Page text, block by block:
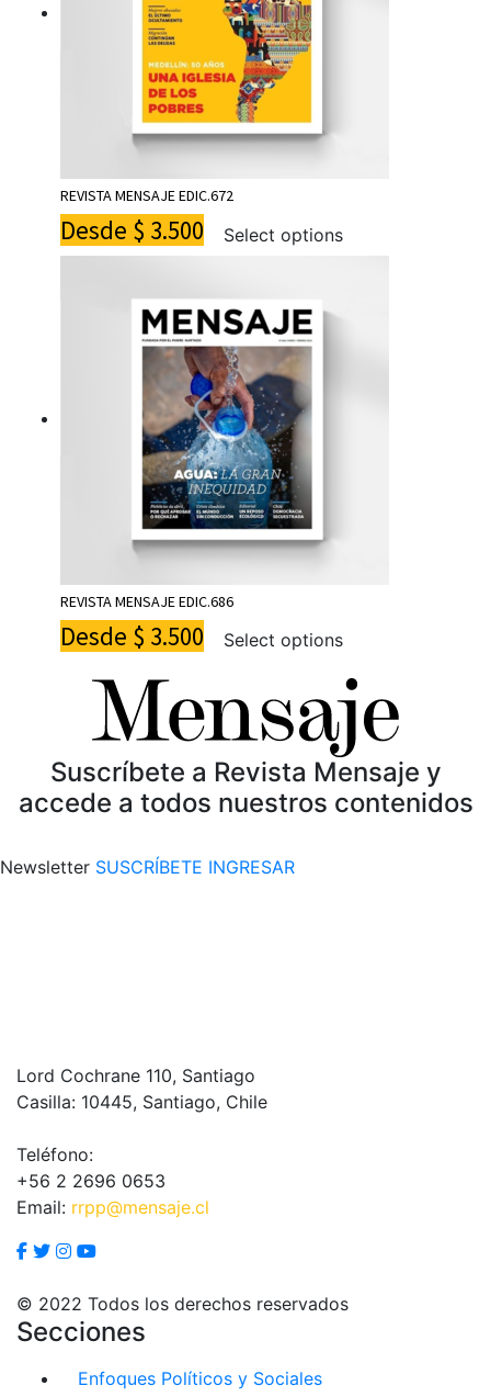
REVISTA MENSAJE EDIC.672
Desde $ 3.500 Select options
REVISTA MENSAJE EDIC.686
Desde $ 3.500 Select options
Suscríbete a Revista Mensaje y
accede a todos nuestros contenidos
Newsletter SUSCRÍBETE INGRESAR
Lord Cochrane 110, Santiago
Casilla: 10445, Santiago, Chile
Teléfono:
+56 2 2696 0653
Email: rrpp@mensaje.cl
© 2022 Todos los derechos reservados
Secciones
Enfoques Políticos y Sociales